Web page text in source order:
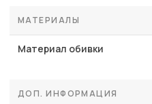
МАТЕРИАЛЫ
Материал обивки
ДОП. ИНФОРМАЦИЯ